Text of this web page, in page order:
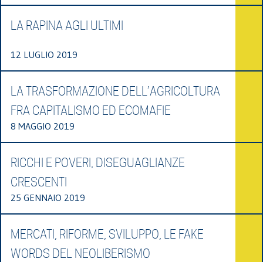
LA RAPINA AGLI ULTIMI
12 LUGLIO 2019
LA TRASFORMAZIONE DELL’AGRICOLTURA
FRA CAPITALISMO ED ECOMAFIE
8 MAGGIO 2019
RICCHI E POVERI, DISEGUAGLIANZE
CRESCENTI
25 GENNAIO 2019
MERCATI, RIFORME, SVILUPPO, LE FAKE
WORDS DEL NEOLIBERISMO